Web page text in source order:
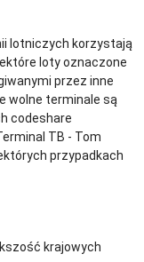
lotniczych korzystają
loty oznaczone
przez inne
wolne terminale są
codeshare
TB - Tom
przypadkach
krajowych